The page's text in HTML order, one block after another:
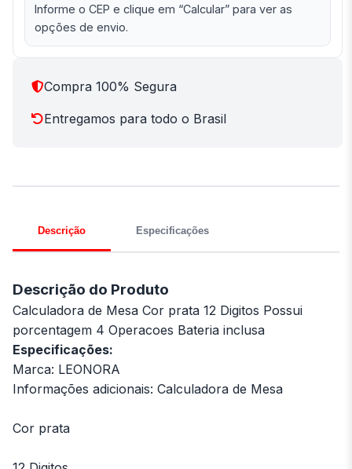
Informe o CEP e clique em “Calcular” para ver as
opções de envio.
Compra 100% Segura
Entregamos para todo o Brasil
Descrição Especificações
Descrição do Produto
Calculadora de Mesa Cor prata 12 Digitos Possui
porcentagem 4 Operacoes Bateria inclusa
Especificações:
Marca: LEONORA
Informações adicionais: Calculadora de Mesa
Cor prata